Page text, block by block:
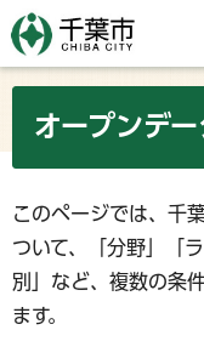
オープンデ
このページでは、千
ついて、「分野」「
別」など、複数の条
ます。